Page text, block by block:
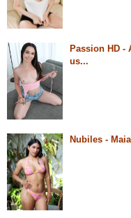
Passion HD -
us...
Nubiles -